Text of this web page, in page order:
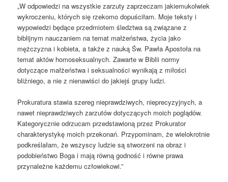
„W odpowiedzi na wszystkie zarzuty zaprzeczam jakiemukolwiek
wykroczeniu, których się rzekomo dopuściłam. Moje teksty i
wypowiedzi będące przedmiotem śledztwa są związane z
biblijnym nauczaniem na temat małżeństwa, życia jako
mężczyzna i kobieta, a także z nauką Św. Pawła Apostoła na
temat aktów homoseksualnych. Zawarte w Biblii normy
dotyczące małżeństwa i seksualności wynikają z miłości
bliźniego, a nie z nienawiści do jakiejś grupy ludzi.
Prokuratura stawia szereg nieprawdziwych, nieprecyzyjnych, a
nawet nieprawdziwych zarzutów dotyczących moich poglądów.
Kategorycznie odrzucam przedstawioną przez Prokurator
charakterystykę moich przekonań. Przypominam, że wielokrotnie
podkreślałam, że wszyscy ludzie są stworzeni na obraz i
podobieństwo Boga i mają równą godność i równe prawa
przynależne każdemu człowiekowi.”